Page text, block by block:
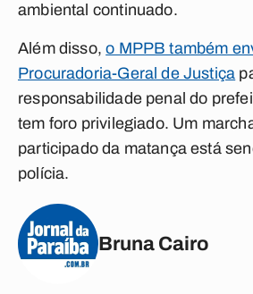
ambiental continuado.
Além disso,o MPPB também
Procuradoria-Geral de Justiça
responsabilidade penal do
tem foro privilegiado. Um
participado da matança está
polícia.
Bruna Cairo